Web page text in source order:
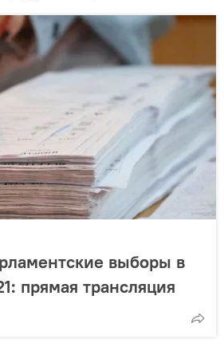
выборы в
прямая трансляция